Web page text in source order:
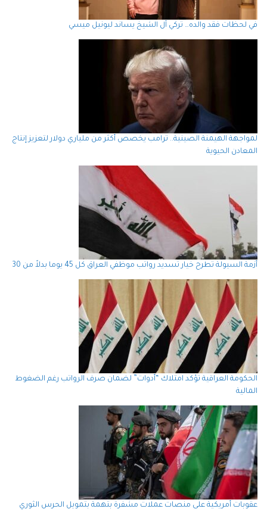
في لحظات فقد والده… تركي آل الشيخ يساند ليونيل ميسي
لمواجهة الهيمنة الصينية.. ترامب يخصص أكثر من ملياري دولار لتعزيز إنتاج
المعادن الحيوية
أزمة السيولة تطرح خيار تسديد رواتب موظفي العراق كل 45 يوما بدلاً من 30
الحكومة العراقية تؤكد امتلاك “أدوات” لضمان صرف الرواتب رغم الضغوط
المالية
عقوبات أمريكية على منصات عملات مشفرة بتهمة بتمويل الحرس الثوري